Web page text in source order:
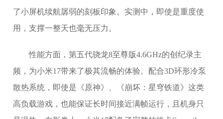
了小屏机续航孱弱的刻板印象。实测中，即使是重度使
用，支撑一整天也毫无压力。
性能方面，第五代骁龙8至尊版4.6GHz的创纪录主
频，为小米17带来了极其流畅的体验。配合3D环形冷泵
散热系统，即使是《原神》、《崩坏：星穹铁道》这类
高负载游戏，也能保证长时间接近满帧运行，且机身只